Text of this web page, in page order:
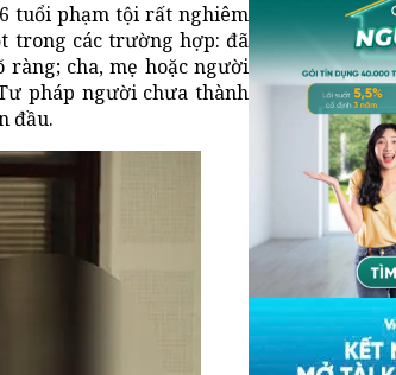
tuổi phạm tội rất nghiêm
trong các trường hợp: đã
cha, mẹ hoặc người
pháp người chưa thành
đầu.